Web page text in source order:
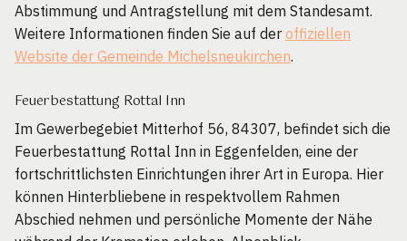
Abstimmung und Antragstellung mit dem Standesamt.
Weitere Informationen finden Sie auf der offiziellen
Website der Gemeinde Michelsneukirchen.
Feuerbestattung Rottal Inn
Im Gewerbegebiet Mitterhof 56, 84307, befindet sich die
Feuerbestattung Rottal Inn in Eggenfelden, eine der
fortschrittlichsten Einrichtungen ihrer Art in Europa. Hier
können Hinterbliebene in respektvollem Rahmen
Abschied nehmen und persönliche Momente der Nähe